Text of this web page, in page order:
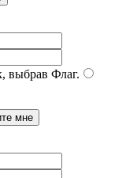
выбрав Флаг.